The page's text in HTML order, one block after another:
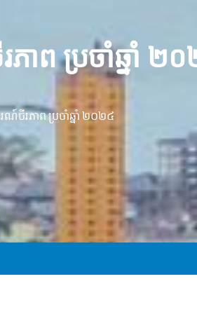
ាព ប្រចាំឆ្នាំ ២
ណ៍ចីរភាព ប្រចាំឆ្នាំ ២០២៤